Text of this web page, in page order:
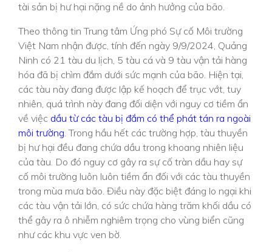
tài sản bị hư hại nặng nề do ảnh hưởng của bão.
Theo thông tin Trung tâm Ứng phó Sự cố Môi trường
Việt Nam nhận được, tính đến ngày 9/9/2024, Quảng
Ninh có 21 tàu du lịch, 5 tàu cá và 9 tàu vận tải hàng
hóa đã bị chìm đắm dưới sức mạnh của bão. Hiện tại,
các tàu này đang được lập kế hoạch để trục vớt, tuy
nhiên, quá trình này đang đối diện với nguy cơ tiềm ẩn
về việc dầu từ các tàu bị đắm có thể phát tán ra ngoài
môi trường. Trong hầu hết các trường hợp, tàu thuyền
bị hư hại đều đang chứa dầu trong khoang nhiên liệu
của tàu. Do đó nguy cơ gây ra sự cố tràn dầu hay sự
cố môi trường luôn luôn tiềm ẩn đối với các tàu thuyền
trong mùa mưa bão. Điều này đặc biệt đáng lo ngại khi
các tàu vận tải lớn, có sức chứa hàng trăm khối dầu có
thể gây ra ô nhiễm nghiêm trọng cho vùng biển cũng
như các khu vực ven bờ.